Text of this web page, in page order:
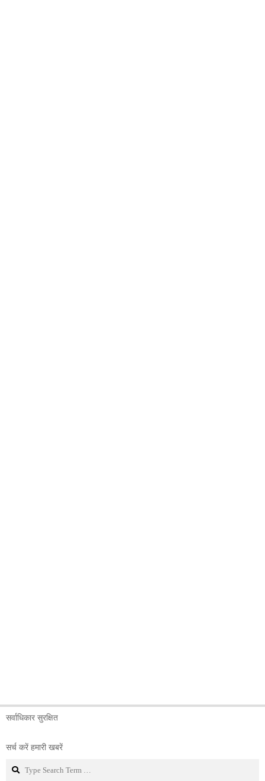
सर्वाधिकार सुरक्षित
सर्च करें हमारी खबरें